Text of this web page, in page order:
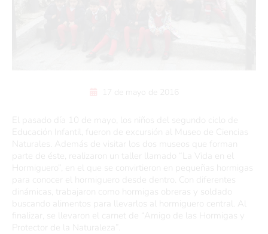
17 de mayo de 2016
El pasado día 10 de mayo, los niños del segundo ciclo de
Educación Infantil, fueron de excursión al Museo de Ciencias
Naturales. Además de visitar los dos museos que forman
parte de éste, realizaron un taller llamado “La Vida en el
Hormiguero”, en el que se convirtieron en pequeñas hormigas
para conocer el hormiguero desde dentro. Con diferentes
dinámicas, trabajaron como hormigas obreras y soldado
buscando alimentos para llevarlos al hormiguero central. Al
finalizar, se llevaron el carnet de “Amigo de las Hormigas y
Protector de la Naturaleza”.